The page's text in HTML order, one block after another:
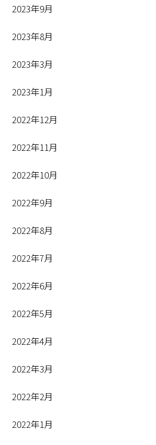
2023年9月
2023年8月
2023年3月
2023年1月
2022年12月
2022年11月
2022年10月
2022年9月
2022年8月
2022年7月
2022年6月
2022年5月
2022年4月
2022年3月
2022年2月
2022年1月